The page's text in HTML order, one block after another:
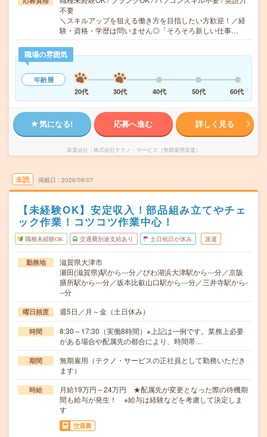
不要
＼スキルアップを狙える働き方を目指したい方歓迎！／経
験・資格・学歴は問いません◎「そろそろ新しい仕事…
職場の雰囲気
年齢層
20代
30代 40代 50代 60代
気になる! 応募へ進む 詳しく見る
派遣会社 株式会社テクノ・サービス（無期雇用派遣）
未読 掲載日 2026/08/07
【未経験OK】安定収入！部品組み立てやチェ
ック作業！コツコツ作業中心！
職種未経験OK 交通費別途支給あり 土日祝日が休み 派遣
勤務地
滋賀県大津市
瀬田(滋賀県)駅から---分／びわ湖浜大津駅から---分／京阪
膳所駅から---分／坂本比叡山口駅から---分／三井寺駅から-
--分
曜日頻度 週5日／月～金（土日休み）
時間
8:30～17:30（実働8時間）※上記は一例です。業務上必要
がある場合や配属先の都合により、時間帯…
期間
無期雇用（テクノ・サービスの正社員として勤務いただき
ます）
時給
月給19万円～24万円 ★配属先が変更となった際の待機期
間も給与が発生！ ※給与は経験などを考慮して決定しま
す
交通費